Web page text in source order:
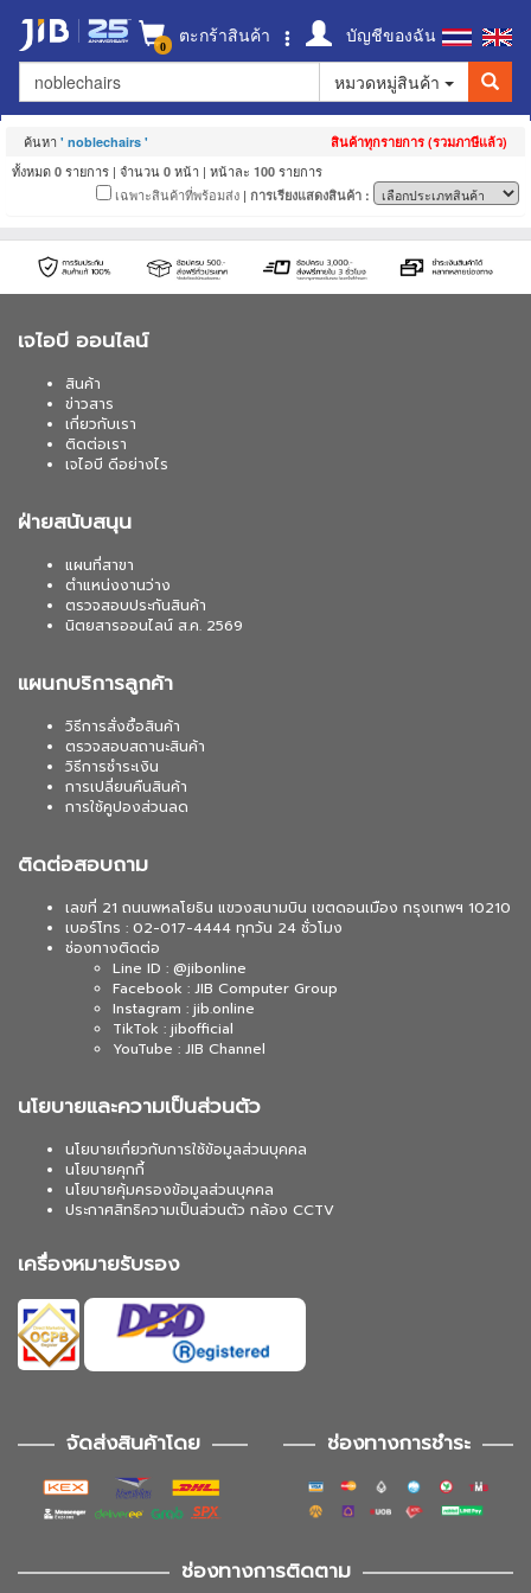
0 ตะกร้าสินค้า
บัญชีของฉัน
หมวดหมู่สินค้า
ค้นหา ' noblechairs ' สินค้าทุกรายการ (รวมภาษีแล้ว)
ทั้งหมด 0 รายการ | จำนวน 0 หน้า | หน้าละ 100 รายการ
เฉพาะสินค้าที่พร้อมส่ง | การเรียงแสดงสินค้า :
เจไอบี ออนไลน์
สินค้า
ข่าวสาร
เกี่ยวกับเรา
ติดต่อเรา
เจไอบี ดีอย่างไร
ฝ่ายสนับสนุน
แผนที่สาขา
ตำแหน่งงานว่าง
ตรวจสอบประกันสินค้า
นิตยสารออนไลน์ ส.ค. 2569
แผนกบริการลูกค้า
วิธีการสั่งซื้อสินค้า
ตรวจสอบสถานะสินค้า
วิธีการชำระเงิน
การเปลี่ยนคืนสินค้า
การใช้คูปองส่วนลด
ติดต่อสอบถาม
เลขที่ 21 ถนนพหลโยธิน แขวงสนามบิน เขตดอนเมือง กรุงเทพฯ 10210
เบอร์โทร : 02-017-4444 ทุกวัน 24 ชั่วโมง
ช่องทางติดต่อ
Line ID : @jibonline
Facebook : JIB Computer Group
Instagram : jib.online
TikTok : jibofficial
YouTube : JIB Channel
นโยบายและความเป็นส่วนตัว
นโยบายเกี่ยวกับการใช้ข้อมูลส่วนบุคคล
นโยบายคุกกี้
นโยบายคุ้มครองข้อมูลส่วนบุคคล
ประกาศสิทธิความเป็นส่วนตัว กล้อง CCTV
เครื่องหมายรับรอง
จัดส่งสินค้าโดย ช่องทางการชำระ
ช่องทางการติดตาม